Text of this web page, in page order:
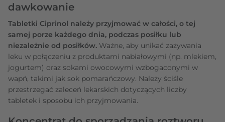
dawkowanie
Tabletki Ciprinol należy przyjmować w całości, o tej
samej porze każdego dnia, podczas posiłku lub
niezależnie od posiłków. Ważne, aby unikać zażywania
leku w połączeniu z produktami nabiałowymi (np. mlekiem,
jogurtem) oraz sokami owocowymi wzbogaconymi w
wapń, takimi jak sok pomarańczowy. Należy ściśle
przestrzegać zaleceń lekarskich dotyczących liczby
tabletek i sposobu ich przyjmowania.